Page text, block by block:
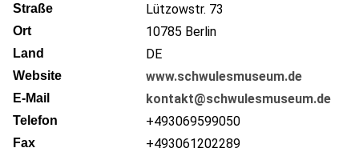
Straße Lützowstr. 73
Ort 10785 Berlin
Land DE
Website www.schwulesmuseum.de
E-Mail kontakt@schwulesmuseum.de
Telefon +493069599050
Fax +493061202289